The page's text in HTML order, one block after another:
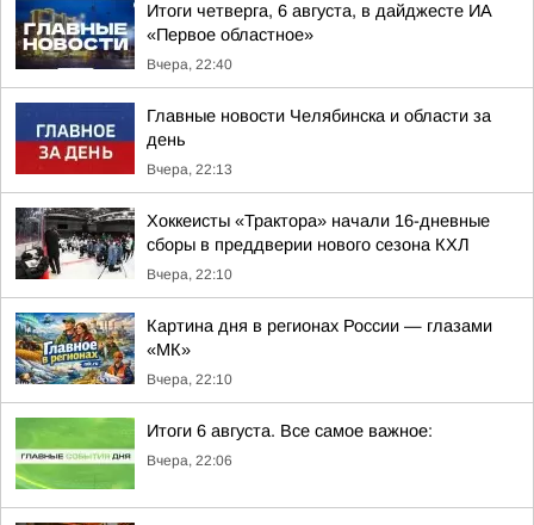
Итоги четверга, 6 августа, в дайджесте ИА
«Первое областное»
Вчера, 22:40
Главные новости Челябинска и области за
день
Вчера, 22:13
Хоккеисты «Трактора» начали 16-дневные
сборы в преддверии нового сезона КХЛ
Вчера, 22:10
Картина дня в регионах России — глазами
«МК»
Вчера, 22:10
Итоги 6 августа. Все самое важное:
Вчера, 22:06